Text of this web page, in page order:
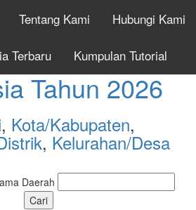
Tentang Kami Hubungi Kami
Terbaru Kumpulan Tutorial
Pos Seluruh
Tahun 2026
, Kota/Kabupaten,
, Kelurahan/Desa
Daerah